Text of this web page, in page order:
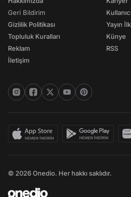
Geri Bildirim
Gizlilik Politikası
Topluluk Kuralları
Reklam
İletişim
Yayın
Künye
RSS
© 2026 Onedio. Her hakkı saklıdır.